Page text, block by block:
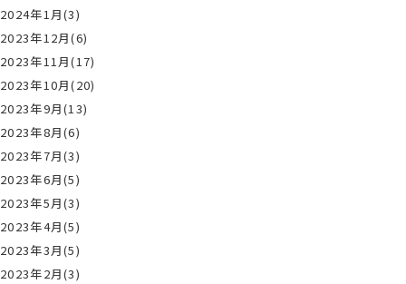
2024年1月(3)
2023年12月(6)
2023年11月(17)
2023年10月(20)
2023年9月(13)
2023年8月(6)
2023年7月(3)
2023年6月(5)
2023年5月(3)
2023年4月(5)
2023年3月(5)
2023年2月(3)